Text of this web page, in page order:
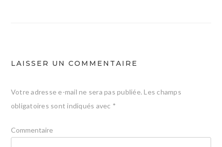
LAISSER UN COMMENTAIRE
Votre adresse e-mail ne sera pas publiée. Les champs
obligatoires sont indiqués avec *
Commentaire